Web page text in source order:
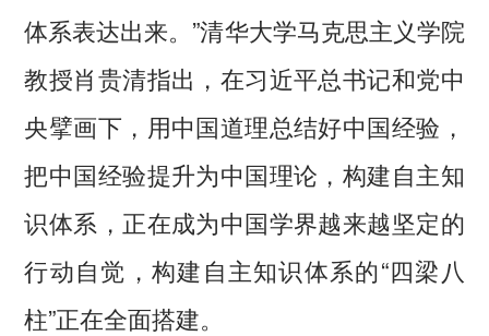
体系表达出来。”清华大学马克思主义学院
教授肖贵清指出，在习近平总书记和党中
央擘画下，用中国道理总结好中国经验，
把中国经验提升为中国理论，构建自主知
识体系，正在成为中国学界越来越坚定的
行动自觉，构建自主知识体系的“四梁八
柱”正在全面搭建。